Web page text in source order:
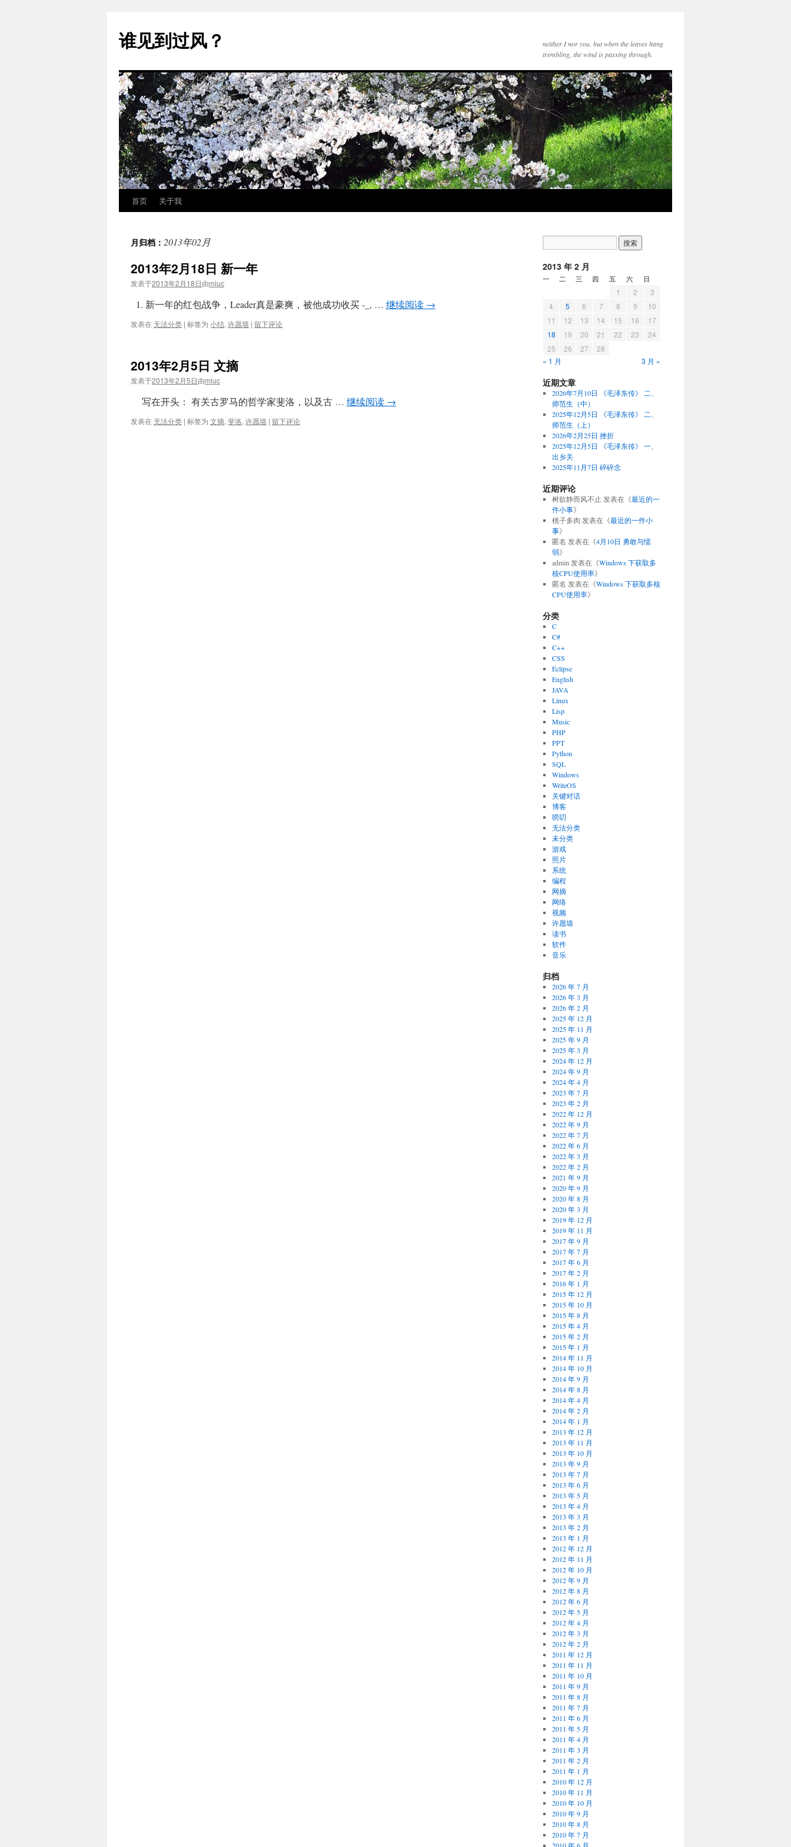
正
文
谁见到过风？
neither I nor you. but when the leaves hang
trembling, the wind is passing through.
首页 关于我
月归档： 2013年02月
2013年2月18日 新一年
发表于2013年2月18日由miuc
1. 新一年的红包战争，Leader真是豪爽，被他成功收买 -_, … 继续阅读 →
发表在无法分类 | 标签为 小结, 许愿墙 | 留下评论
2013年2月5日 文摘
发表于2013年2月5日由miuc
写在开头： 有关古罗马的哲学家斐洛，以及古 … 继续阅读 →
发表在无法分类 | 标签为 文摘, 斐洛, 许愿墙 | 留下评论
2013 年 2 月
一 二 三 四 五 六 日
1 2
3
4
5 6 7 8 9
10
11
12 13 14 15 16
17
18
19 20 21 22 23
24
25
26 27
28
« 1 月
3 月 »
近期文章
2026年7月10日 《毛泽东传》 二、
师范生（中）
2025年12月5日 《毛泽东传》 二、
师范生（上）
2026年2月25日 挫折
2025年12月5日 《毛泽东传》 一、
出乡关
2025年11月7日 碎碎念
近期评论
树欲静而风不止 发表在《最近的一
件小事》
桃子多肉 发表在《最近的一件小
事》
匿名 发表在《4月10日 勇敢与懦
弱》
admin 发表在《Windows 下获取多
核CPU使用率》
匿名 发表在《Windows 下获取多核
CPU使用率》
分类
C
C#
C++
CSS
Eclipse
English
JAVA
Linux
Lisp
Music
PHP
PPT
Python
SQL
Windows
WriteOS
关键对话
博客
唠叨
无法分类
未分类
游戏
照片
系统
编程
网摘
网络
视频
许愿墙
读书
软件
音乐
归档
2026 年 7 月
2026 年 3 月
2026 年 2 月
2025 年 12 月
2025 年 11 月
2025 年 9 月
2025 年 3 月
2024 年 12 月
2024 年 9 月
2024 年 4 月
2023 年 7 月
2023 年 2 月
2022 年 12 月
2022 年 9 月
2022 年 7 月
2022 年 6 月
2022 年 3 月
2022 年 2 月
2021 年 9 月
2020 年 9 月
2020 年 8 月
2020 年 3 月
2019 年 12 月
2019 年 11 月
2017 年 9 月
2017 年 7 月
2017 年 6 月
2017 年 2 月
2016 年 1 月
2015 年 12 月
2015 年 10 月
2015 年 8 月
2015 年 4 月
2015 年 2 月
2015 年 1 月
2014 年 11 月
2014 年 10 月
2014 年 9 月
2014 年 8 月
2014 年 4 月
2014 年 2 月
2014 年 1 月
2013 年 12 月
2013 年 11 月
2013 年 10 月
2013 年 9 月
2013 年 7 月
2013 年 6 月
2013 年 5 月
2013 年 4 月
2013 年 3 月
2013 年 2 月
2013 年 1 月
2012 年 12 月
2012 年 11 月
2012 年 10 月
2012 年 9 月
2012 年 8 月
2012 年 6 月
2012 年 5 月
2012 年 4 月
2012 年 3 月
2012 年 2 月
2011 年 12 月
2011 年 11 月
2011 年 10 月
2011 年 9 月
2011 年 8 月
2011 年 7 月
2011 年 6 月
2011 年 5 月
2011 年 4 月
2011 年 3 月
2011 年 2 月
2011 年 1 月
2010 年 12 月
2010 年 11 月
2010 年 10 月
2010 年 9 月
2010 年 8 月
2010 年 7 月